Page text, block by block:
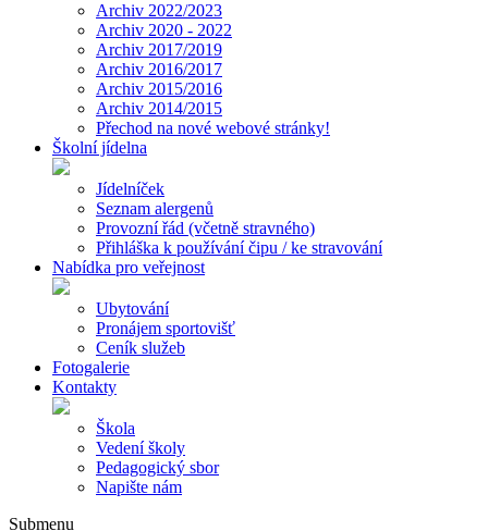
Archiv 2022/2023
Archiv 2020 - 2022
Archiv 2017/2019
Archiv 2016/2017
Archiv 2015/2016
Archiv 2014/2015
Přechod na nové webové stránky!
Školní jídelna
Jídelníček
Seznam alergenů
Provozní řád (včetně stravného)
Přihláška k používání čipu / ke stravování
Nabídka pro veřejnost
Ubytování
Pronájem sportovišť
Ceník služeb
Fotogalerie
Kontakty
Škola
Vedení školy
Pedagogický sbor
Napište nám
Submenu